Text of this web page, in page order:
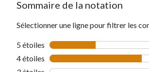
Sommaire de la notation
Sélectionner une ligne pour filtrer les
5 étoiles étoiles
4 étoiles étoiles